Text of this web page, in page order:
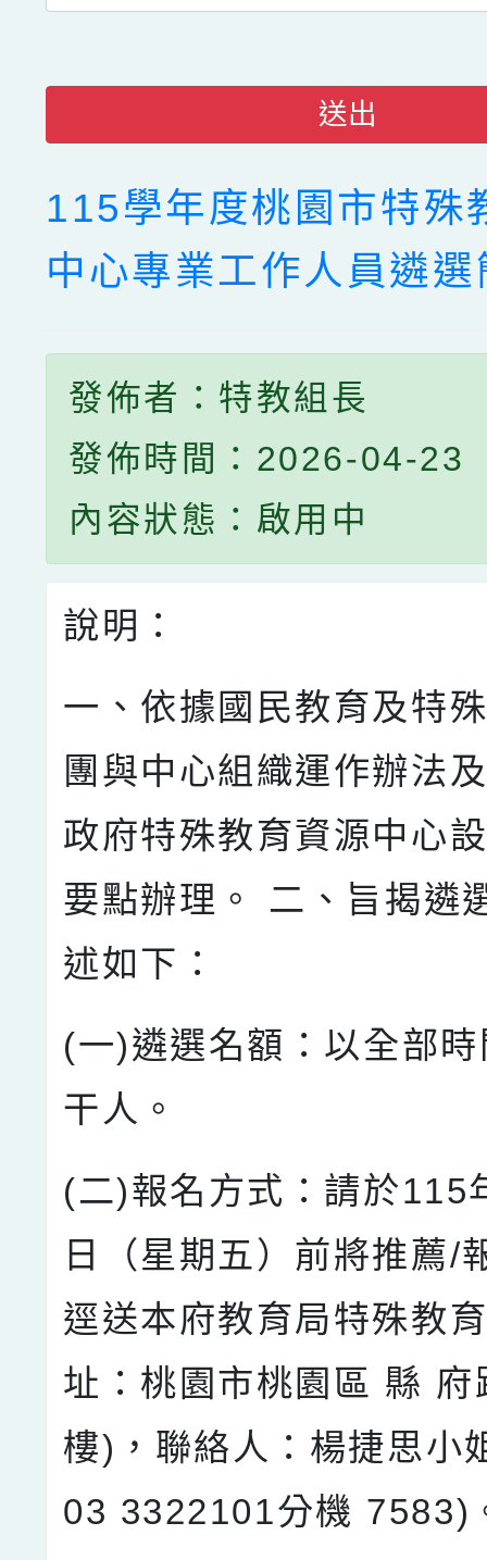
送出
115學年度桃園市特殊
中心專業工作人員遴選
發佈者：特教組長
發佈時間：2026-04-23
內容狀態：啟用中
說明：
一、依據國民教育及特
團與中心組織運作辦法
政府特殊教育資源中心
要點辦理。 二、旨揭遴
述如下：
(一)遴選名額：以全部
干人。
(二)報名方式：請於115
日（星期五）前將推薦/
逕送本府教育局特殊教
址：桃園市桃園區 縣 府
樓)，聯絡人：楊捷思小
03 3322101分機 7583)